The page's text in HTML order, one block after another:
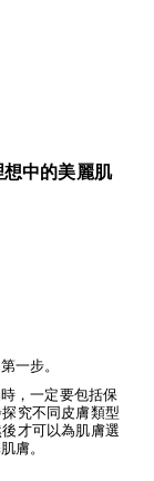
中的美麗肌
一步。
，一定要包括保
究不同皮膚類型
才可以為肌膚選
膚。